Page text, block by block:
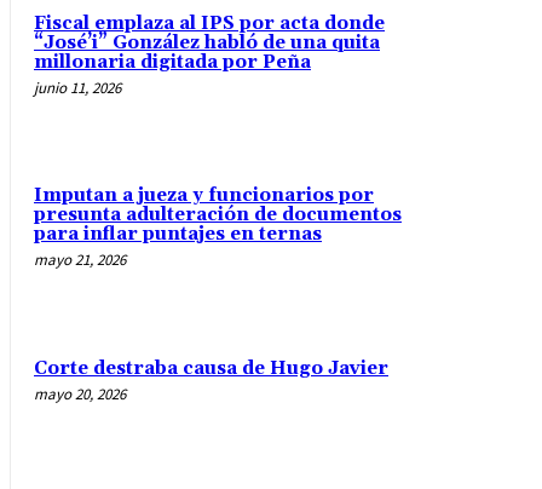
Fiscal emplaza al IPS por acta donde
“José’i” González habló de una quita
millonaria digitada por Peña
junio 11, 2026
Imputan a jueza y funcionarios por
presunta adulteración de documentos
para inflar puntajes en ternas
mayo 21, 2026
Corte destraba causa de Hugo Javier
mayo 20, 2026